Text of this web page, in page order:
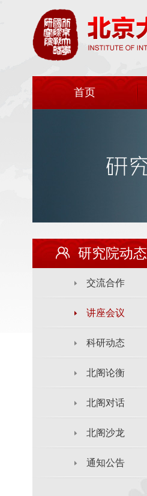
首页
研究院动态
交流合作
讲座会议
科研动态
北阁论衡
北阁对话
北阁沙龙
通知公告